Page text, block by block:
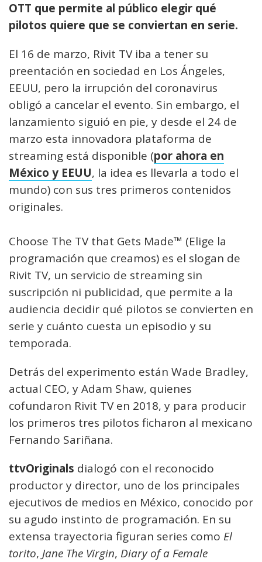
OTT que permite al público elegir qué
pilotos quiere que se conviertan en serie.
El 16 de marzo, Rivit TV iba a tener su
preentación en sociedad en Los Ángeles,
EEUU, pero la irrupción del coronavirus
obligó a cancelar el evento. Sin embargo, el
lanzamiento siguió en pie, y desde el 24 de
marzo esta innovadora plataforma de
streaming está disponible (por ahora en
México y EEUU, la idea es llevarla a todo el
mundo) con sus tres primeros contenidos
originales.
Choose The TV that Gets Made™ (Elige la
programación que creamos) es el slogan de
Rivit TV, un servicio de streaming sin
suscripción ni publicidad, que permite a la
audiencia decidir qué pilotos se convierten en
serie y cuánto cuesta un episodio y su
temporada.
Detrás del experimento están Wade Bradley,
actual CEO, y Adam Shaw, quienes
cofundaron Rivit TV en 2018, y para producir
los primeros tres pilotos ficharon al mexicano
Fernando Sariñana.
ttvOriginals dialogó con el reconocido
productor y director, uno de los principales
ejecutivos de medios en México, conocido por
su agudo instinto de programación. En su
extensa trayectoria figuran series como El
torito, Jane The Virgin, Diary of a Female